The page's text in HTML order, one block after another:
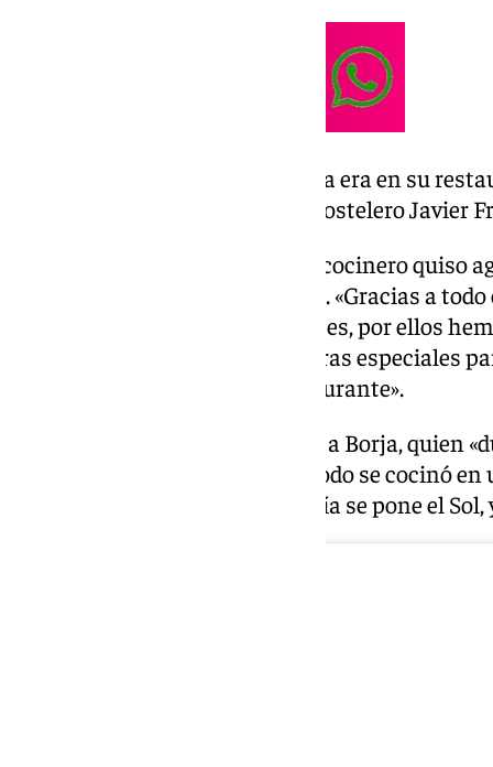
Dani Carnero pone fin a una era en su
Belgrano, que traspasa al hostelero Javier
En su mensaje de despedida, el cocinero quiso
que hicieron posible el proyecto. «Gracias a
sido posible. Gracias a los clientes, por ellos
el chef, que también tuvo palabras especiales
parte menos bonita de un restaurante».
Carnero recordó especialmente a Borja, quien
y a su socia Margara Subiris: «Todo se cocinó
mensaje fue optimista: «Cada día se pone el